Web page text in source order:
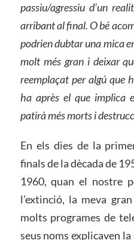
passiu/agressiu d’un
arribant al final. O bé
podrien dubtar una mica
molt més gran i deixar
reemplaçat per algú que
ha après el que implica
patirà més morts i
En els dies de la
finals de la dècada de
1960, quan el nostre
l’extinció, la meva
molts programes de
seus noms explicaven